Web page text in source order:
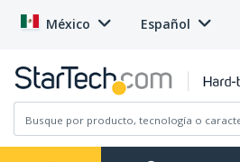
México Español